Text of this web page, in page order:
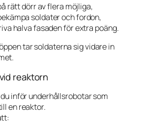
rätt dörr av flera möjliga,
soldater och fordon,
halva fasaden för extra poäng.
tar soldaterna sig vidare in
reaktorn
inför underhållsrobotar som
en reaktor.